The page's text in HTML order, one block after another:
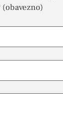
(obavezno)